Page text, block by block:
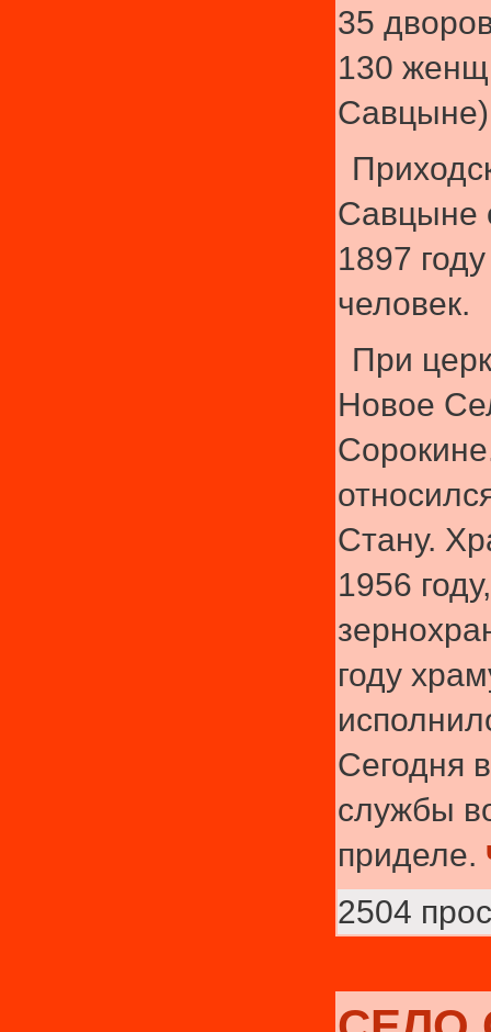
35
130
Савцыне)
Савцыне
1897
человек.
При
Новое
Стану.
1956
году
Сегодня
службы
приделе.
2504